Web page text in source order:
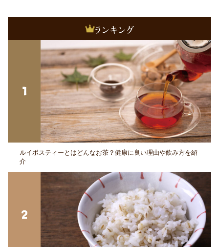
ルイボスティーとはどんなお茶？健康に良い理由や飲み方を紹
介